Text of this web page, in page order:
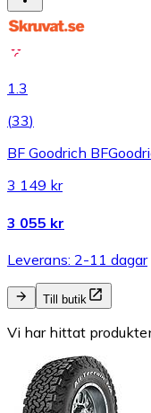
1.3
(33)
BF Goodrich
3 149 kr
3 055 kr
Leverans: 2-11 dagar
Till butik
Vi har hittat